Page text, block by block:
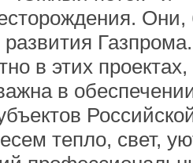
Они,
в этих
в
тепло, свет,